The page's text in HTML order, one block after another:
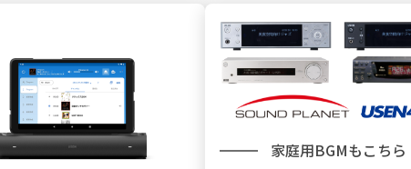
家庭用BGMもこちら